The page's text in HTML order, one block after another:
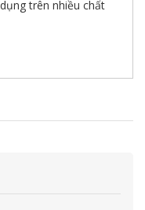
trên nhiều chất